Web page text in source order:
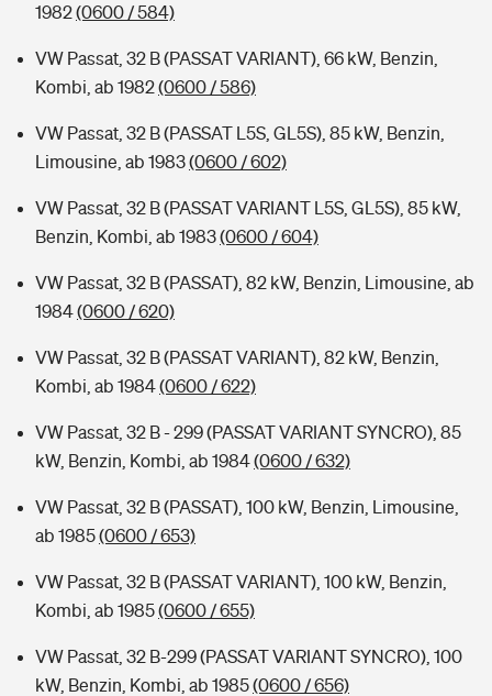
1982(0600 / 584)
VW Passat, 32 B (PASSAT VARIANT), 66 kW, Benzin,
Kombi, ab 1982(0600 / 586)
VW Passat, 32 B (PASSAT L5S, GL5S), 85 kW, Benzin,
Limousine, ab 1983(0600 / 602)
VW Passat, 32 B (PASSAT VARIANT L5S, GL5S), 85 kW,
Benzin, Kombi, ab 1983(0600 / 604)
VW Passat, 32 B (PASSAT), 82 kW, Benzin, Limousine, ab
1984(0600 / 620)
VW Passat, 32 B (PASSAT VARIANT), 82 kW, Benzin,
Kombi, ab 1984(0600 / 622)
VW Passat, 32 B - 299 (PASSAT VARIANT SYNCRO), 85
kW, Benzin, Kombi, ab 1984(0600 / 632)
VW Passat, 32 B (PASSAT), 100 kW, Benzin, Limousine,
ab 1985(0600 / 653)
VW Passat, 32 B (PASSAT VARIANT), 100 kW, Benzin,
Kombi, ab 1985(0600 / 655)
VW Passat, 32 B-299 (PASSAT VARIANT SYNCRO), 100
kW, Benzin, Kombi, ab 1985(0600 / 656)